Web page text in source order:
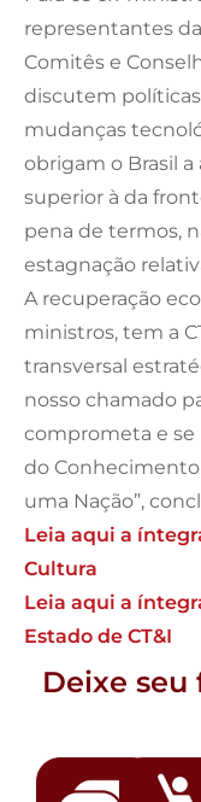
representantes
Comitês e
discutem políticas
mudanças
obrigam o Brasil
superior à da
pena de termos,
estagnação
A recuperação
ministros, tem a
transversal
nosso chamado
comprometa e se
do
uma Nação”,
Leia aqui a
Cultura
Leia aqui a
Estado de CT&I
Deixe seu